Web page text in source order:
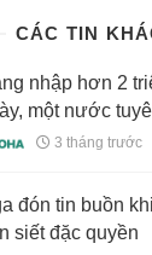
CÁC TIN
nhập hơn 2
một nước
dù Mỹ
3 tháng trước
đón tin buồn
siết đặc quyền